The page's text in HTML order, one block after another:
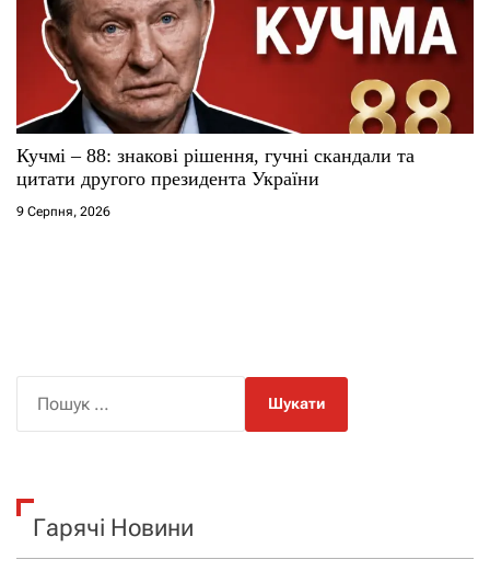
Кучмі – 88: знакові рішення, гучні скандали та
цитати другого президента України
9 Серпня, 2026
к
Гарячі Новини